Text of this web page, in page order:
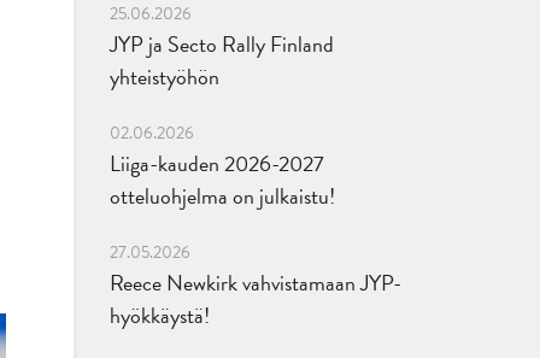
25.06.2026
JYP ja Secto Rally Finland
yhteistyöhön
02.06.2026
Liiga-kauden 2026-2027
otteluohjelma on julkaistu!
27.05.2026
Reece Newkirk vahvistamaan JYP-
hyökkäystä!